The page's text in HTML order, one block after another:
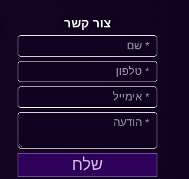
צור קשר
שלח